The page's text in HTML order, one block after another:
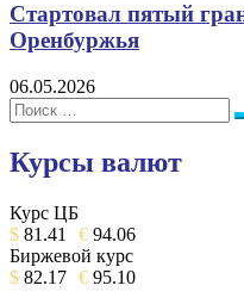
Стартовал пятый
Оренбуржья
06.05.2026
Поиск:
Курсы валют
Курс ЦБ
$ 81.41 € 94.06
Биржевой курс
$ 82.17 € 95.10